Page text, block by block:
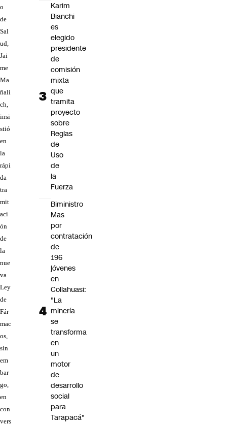
o
de
Sal
ud,
Jai
me
Ma
ñali
ch,
insi
stió
en
la
rápi
da
tra
mit
aci
ón
de
la
nue
va
Ley
de
Fár
mac
os,
sin
em
bar
go,
en
con
vers
Karim
Bianchi
es
elegido
presidente
de
comisión
mixta
que
tramita
proyecto
sobre
Reglas
de
Uso
de
la
Fuerza
Biministro
Mas
por
contratación
de
196
jóvenes
en
Collahuasi:
"La
minería
se
transforma
en
un
motor
de
desarrollo
social
para
Tarapacá"